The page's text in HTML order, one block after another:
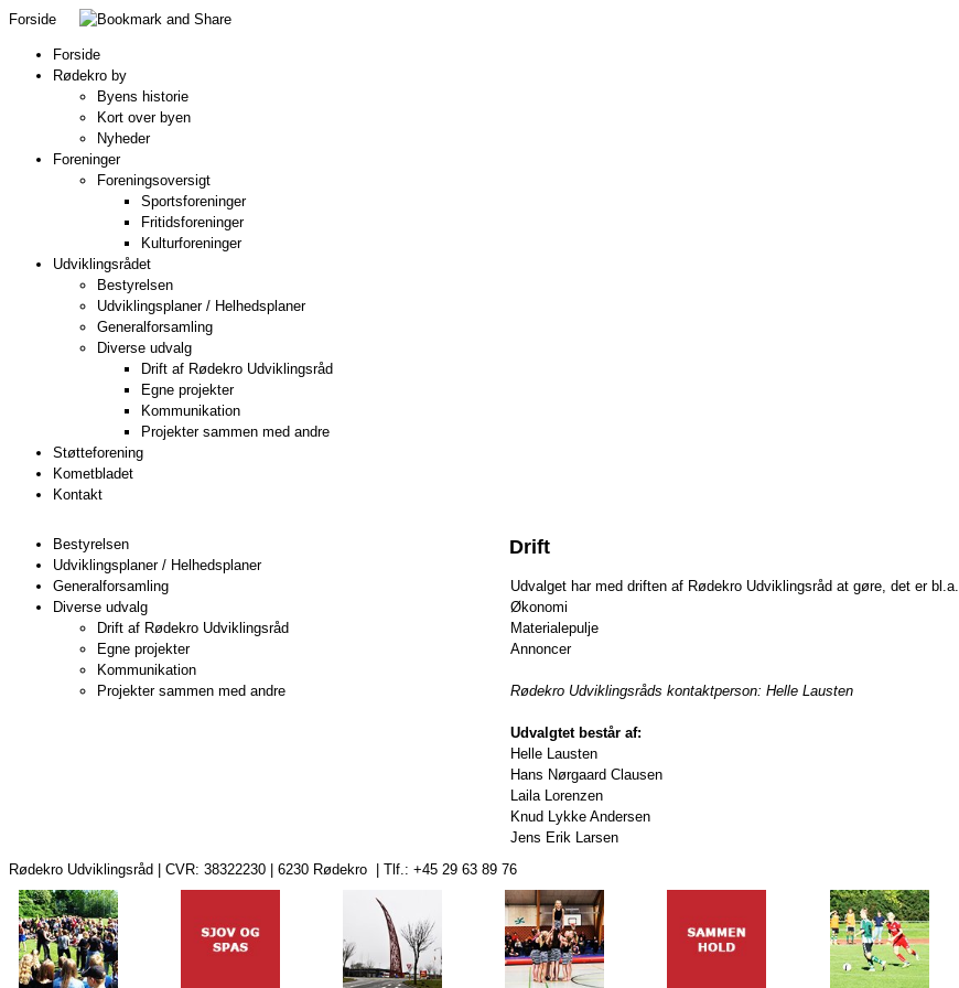
Forside
Forside
Rødekro by
Byens historie
Kort over byen
Nyheder
Foreninger
Foreningsoversigt
Sportsforeninger
Fritidsforeninger
Kulturforeninger
Udviklingsrådet
Bestyrelsen
Udviklingsplaner / Helhedsplaner
Generalforsamling
Diverse udvalg
Drift af Rødekro Udviklingsråd
Egne projekter
Kommunikation
Projekter sammen med andre
Støtteforening
Kometbladet
Kontakt
Bestyrelsen
Udviklingsplaner / Helhedsplaner
Generalforsamling
Diverse udvalg
Drift af Rødekro Udviklingsråd
Egne projekter
Kommunikation
Projekter sammen med andre
Drift
Udvalget har med driften af Rødekro Udviklingsråd at gøre, det er bl.a.
Økonomi
Materialepulje
Annoncer
Rødekro Udviklingsråds kontaktperson: Helle Lausten
Udvalgtet består af:
Helle Lausten
Hans Nørgaard Clausen
Laila Lorenzen
Knud Lykke Andersen
Jens Erik Larsen
Rødekro Udviklingsråd | CVR: 38322230 | 6230 Rødekro | Tlf.: +45 29 63 89 76